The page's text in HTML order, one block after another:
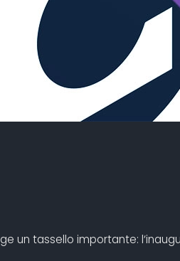
un tassello importante: